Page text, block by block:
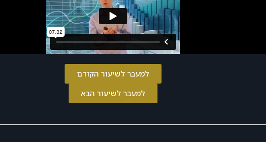
למעבר לשיעור הקודם
למעבר לשיעור הבא